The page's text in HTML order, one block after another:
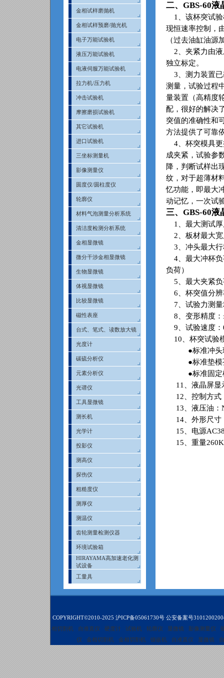
金相试样磨抛机
金相试样预磨/抛光机
电子万能试验机
液压万能试验机
电液伺服万能试验机
拉力机/压力机
冲击试验机
摩擦磨损试验机
其它试验机
进口试验机
三坐标测量机
影像测量仪
圆度仪/圆柱度仪
轮廓仪
材料气泡测量分析系统
清洁度检测分析系统
金相显微镜
微分干涉金相显微镜
生物显微镜
体视显微镜
比较显微镜
磁性表座
台式、笔式、读数放大镜
光度计
碳硫分析仪
元素分析仪
光谱仪
工具显微镜
测长机
光学计
投影仪
测高仪
探伤仪
粗糙度仪
测厚仪
测温仪
齿轮测量检测仪器
环境试验箱
HIRAYAMA高加速老化测
试设备
工量具
二、 GBS-60液
1
、该杯突试
现恒速率控制，
（过去油缸油源
2 、夹紧力由
独立标定。
3 、测力装置
测量，试验过程
量装置（高精度
配，很好的解决
突值的准确性和
方法提供了可靠
4 、杯突模具
成夹紧，试验参
降，判断试样出
纹，对于超薄材
忆功能，即最大
动记忆，一次试
三、 GBS-60液
1
、最大测试
2 、板材最大
3 、冲头最大
4 、最大冲杯
负荷）
5 、最大夹紧
6 、杯突值分
7 、试验力测
8 、变形精度
9 、试验速度：
10 、杯突试验
●标准冲
●标准垫
●标准固
11
、液晶屏
12 、控制方
13 、液压油：
14 、外形尺寸
15 、电源
15 、重量
COPYRIGHT©2010-2025 沪ICP备05061730号 公安备案号
相切割机
自准直仪 硬度计 试验机 轮廓仪 显微镜 影像测量仪
仪
金相切割机 金相切割机 镶嵌机 自准直仪 显微镜